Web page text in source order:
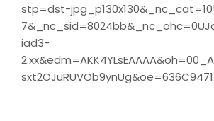
stp=dst-
iad3-
sxt2OJuRUVOb9ynUg&oe=636C9471